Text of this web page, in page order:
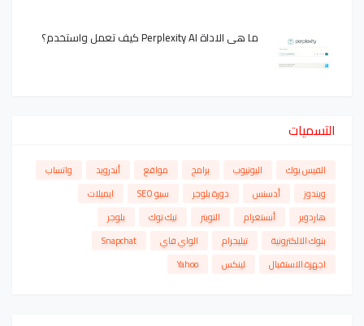
ما هي الاداة Perplexity AI كيف تعمل واستخدم؟
التسميات
الفيس بوك اليوتيوب برامج مواقع أندرويد
واتساب
ويندوز
أدسنس دورة بلوجر سيو SEO
ايميلات
هاردوير
أنستغرام التويتر تيك توك
بلوجر
بنوك الالكترونية
تيليجرام الواي فاي
Snapchat
اجهزة الاستقبال
لينكس Yahoo